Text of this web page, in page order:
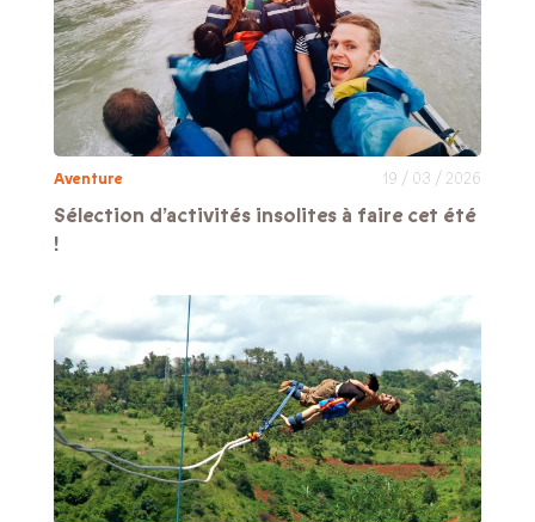
Aventure 19 / 03 / 2026
Sélection d’activités insolites à faire cet été
!